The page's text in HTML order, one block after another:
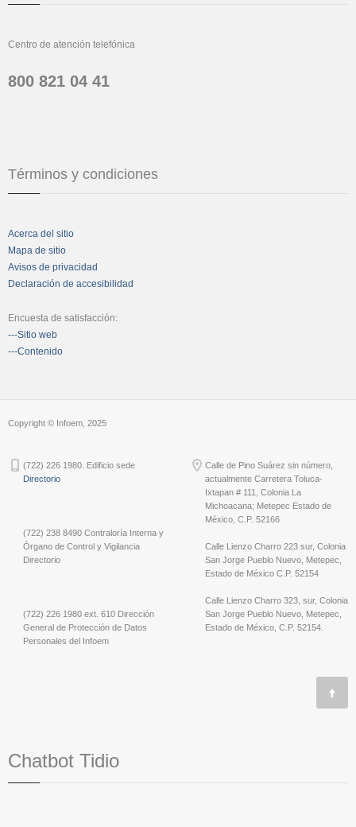
Centro de atención telefónica
800 821 04 41
Términos y condiciones
Acerca del sitio
Mapa de sitio
Avisos de privacidad
Declaración de accesibilidad
Encuesta de satisfacción:
---Sitio web
---Contenido
Copyright © Infoem, 2025
(722) 226 1980. Edificio sede
Directorio
(722) 238 8490 Contraloría Interna y
Órgano de Control y Vigilancia
Directorio
(722) 226 1980 ext. 610 Dirección
General de Protección de Datos
Personales del Infoem
Calle de Pino Suárez sin número,
actualmente Carretera Toluca-
Ixtapan # 111, Colonia La
Michoacana; Metepec Estado de
México, C.P. 52166
Calle Lienzo Charro 223 sur, Colonia
San Jorge Pueblo Nuevo, Metepec,
Estado de México C.P. 52154
Calle Lienzo Charro 323, sur, Colonia
San Jorge Pueblo Nuevo, Metepec,
Estado de México, C.P. 52154.
Chatbot Tidio